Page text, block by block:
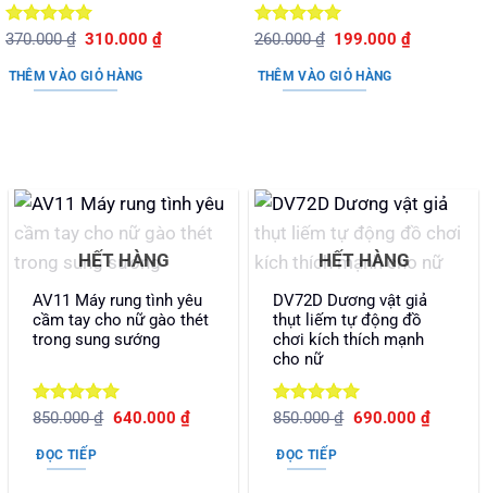
Được xếp
sao
370.000₫ Giá
là:
370.000 ₫.
310.000₫Giá
THÊM VÀO GIỎ HÀNG
Được xếp
sao
260.000₫ Giá
là:
260.000 ₫.
199.000₫Giá
THÊM VÀO GIỎ HÀNG
HẾT HÀNG
AV11 Máy rung tình yêu
cầm tay cho nữ gào thét
trong sung sướng
Được xếp
sao
850.000₫ Giá
640.000 ₫Giá
ĐỌC TIẾP
HẾT HÀNG
DV72D Dương vật giả
thụt liếm tự động đồ
chơi kích thích mạnh
cho nữ
Được xếp
sao
850.000₫ Giá
690.000 ₫Giá
ĐỌC TIẾP